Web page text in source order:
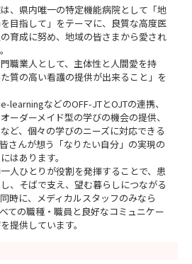
２日（金）１０：３０～１２：０
２日（金）１０：３０～１２：０
URLが病院HPにありますので確
さい。
ンホスピタルがありますので、そ
ください。
ホームページ＞募集案内＞病院見
、県内唯一の特定機能病院として「地
目指して」をテーマに、良質な高度医
育成に努め、地域の皆さまから愛され
職業人として、主体性と人間愛を持
質の高い看護の提供が出来ること」を
learningなどのOFF-JTとOJTの連携、
ーダーメイド型の学びの機会の提供、
ど、個々の学びのニーズに対応できる
さんが想う「なりたい自分」の実現の
はあります。
人ひとりが役割を発揮することで、患
、そばで支え、望む暮らしにつながる
時に、メディカルスタッフのみなら
ての職種・職員と良好なコミュニケー
提供しています。